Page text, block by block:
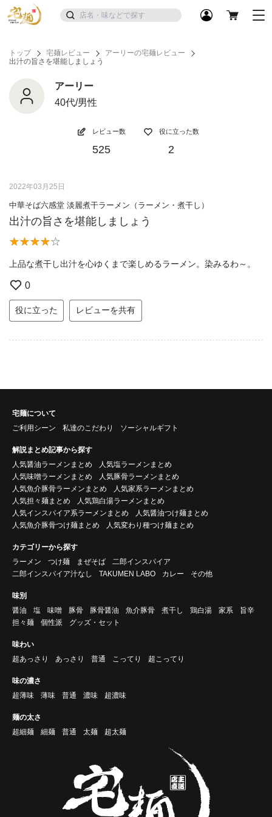
トップ 宅麺レビュー
アーリーの宅麺レビュー
出汁の旨さを堪能しましょう
アーリー
40代/男性
レビュー数
525
役に立った数
2
2022年03月25日
中華そば六感堂 淡麗煮干ラーメン（ラーメン・煮干し）
出汁の旨さを堪能しましょう
上品な煮干し出汁を心ゆくまで楽しめるラーメン。染みるわ～。
0
役に立った レビューを共有
宅麺について
ご利用シーン
私達のこだわり ソーシャルギフト
解説まとめ記事から探す
人気醤油ラーメンまとめ
人気塩ラーメンまとめ
人気味噌ラーメンまとめ
人気豚骨ラーメンまとめ
人気魚介豚骨ラーメンまとめ
人気家系ラーメンまとめ
人気担々麺まとめ
人気鶏白湯ラーメンまとめ
人気インスパイア系ラーメンまとめ
人気醤油つけ麺まとめ
人気魚介豚骨つけ麺まとめ
人気変わり種つけ麺まとめ
カテゴリーから探す
ラーメン
つけ麺 まぜそば
二郎インスパイア
二郎インスパイア汁なし
TAKUMEN LABO カレー その他
味別
醤油
塩 味噌 豚骨 豚骨醤油 魚介豚骨 煮干し 鶏白湯 家系
旨辛
担々麺
個性派 グッズ・セット
味わい
超あっさり
あっさり 普通 こってり 超こってり
味の濃さ
超薄味
薄味 普通 濃味 超濃味
麺の太さ
超細麺
細麺 普通 太麺 超太麺